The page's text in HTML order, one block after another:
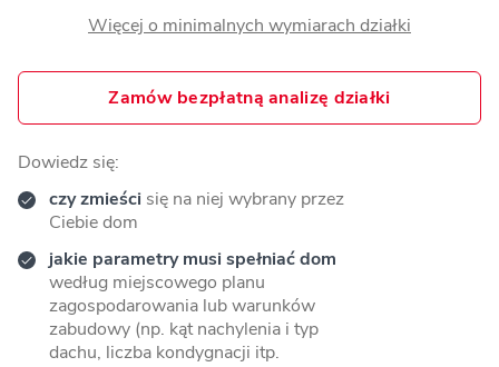
Więcej o minimalnych wymiarach działki
Zamów bezpłatną analizę działki
Dowiedz się:
czy zmieści się na niej wybrany przez
Ciebie dom
jakie parametry musi spełniać dom
według miejscowego planu
zagospodarowania lub warunków
zabudowy (np. kąt nachylenia i typ
dachu, liczba kondygnacji itp.